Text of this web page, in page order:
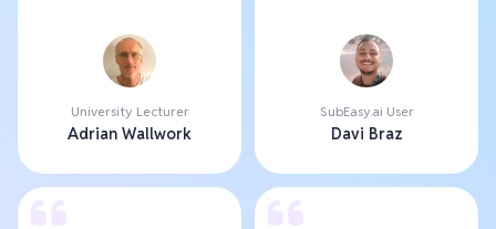
University Lecturer
Adrian Wallwork
SubEasy.ai User
Davi Braz